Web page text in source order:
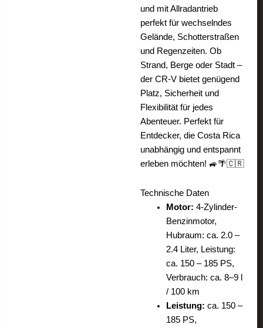
und mit Allradantrieb
perfekt für wechselndes
Gelände, Schotterstraßen
und Regenzeiten. Ob
Strand, Berge oder Stadt –
der CR-V bietet genügend
Platz, Sicherheit und
Flexibilität für jedes
Abenteuer. Perfekt für
Entdecker, die Costa Rica
unabhängig und entspannt
erleben möchten! 🚙🌴🇨🇷
Technische Daten
Motor: 4-Zylinder-
Benzinmotor,
Hubraum: ca. 2.0 –
2.4 Liter, Leistung:
ca. 150 – 185 PS,
Verbrauch: ca. 8–9 l
/ 100 km
Leistung: ca. 150 –
185 PS,